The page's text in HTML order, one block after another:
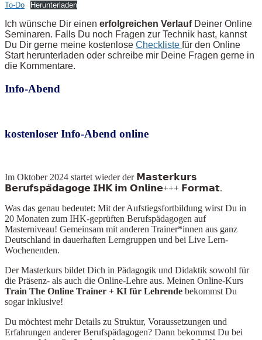
To-Do Herunterladen
Ich wünsche Dir einen erfolgreichen VerlaufDeiner Online
Seminaren. Falls Du noch Fragen zur Technik hast, kannst
Du Dir gerne meine kostenlose Checkliste für den Online
Start herunterladen oder schreibe mir Deine Fragen gerne in
die Kommentare.
Info-Abend
kostenloser Info-Abend online
Im Oktober 2024 startet wieder der 𝗠𝗮𝘀𝘁𝗲𝗿𝗸𝘂𝗿𝘀
𝗕𝗲𝗿𝘂𝗳𝘀𝗽𝗮̈𝗱𝗮𝗴𝗼𝗴𝗲 𝗜𝗛𝗞 𝗶𝗺 𝗢𝗻𝗹𝗶𝗻𝗲+++ 𝗙𝗼𝗿𝗺𝗮𝘁.
Was das genau bedeutet: Mit der Aufstiegsfortbildung wirst Du in
20 Monaten zum IHK-geprüften Berufspädagogen auf
Masterniveau! Gemeinsam mit anderen Trainer*innen aus ganz
Deutschland in dauerhaften Lerngruppen und bei Live Lern-
Wochenenden.
Der Masterkurs bildet Dich in Pädagogik und Didaktik sowohl für
die Präsenz- als auch die Online-Lehre aus. Meinen Online-Kurs
Train The Online Trainer + KI für Lehrende bekommst Du
sogar inklusive!
Du möchtest mehr Details zu Struktur, Voraussetzungen und
Erfahrungen anderer Berufspädagogen? Dann bekommst Du bei